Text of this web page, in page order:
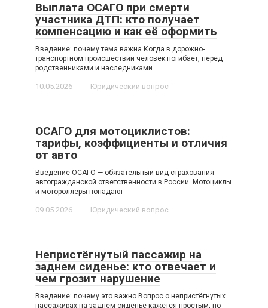
Выплата ОСАГО при смерти
участника ДТП: кто получает
компенсацию и как её оформить
Введение: почему тема важна Когда в дорожно-
транспортном происшествии человек погибает, перед
родственниками и наследниками
10.05.2026 Юридический вопрос
ОСАГО для мотоциклистов:
тарифы, коэффициенты и отличия
от авто
Введение ОСАГО — обязательный вид страхования
автогражданской ответственности в России. Мотоциклы
и мотороллеры попадают
09.05.2026 Юридический вопрос
Непристёгнутый пассажир на
заднем сиденье: кто отвечает и
чем грозит нарушение
Введение: почему это важно Вопрос о непристёгнутых
пассажирах на заднем сиденье кажется простым, но